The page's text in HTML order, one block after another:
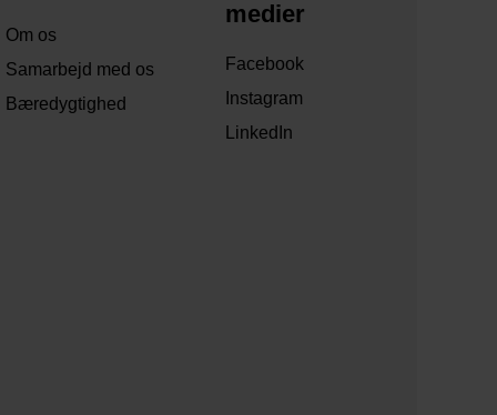
Om os
Samarbejd med os
Bæredygtighed
medier
Facebook
Instagram
LinkedIn